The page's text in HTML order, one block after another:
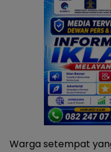
Warga setempat